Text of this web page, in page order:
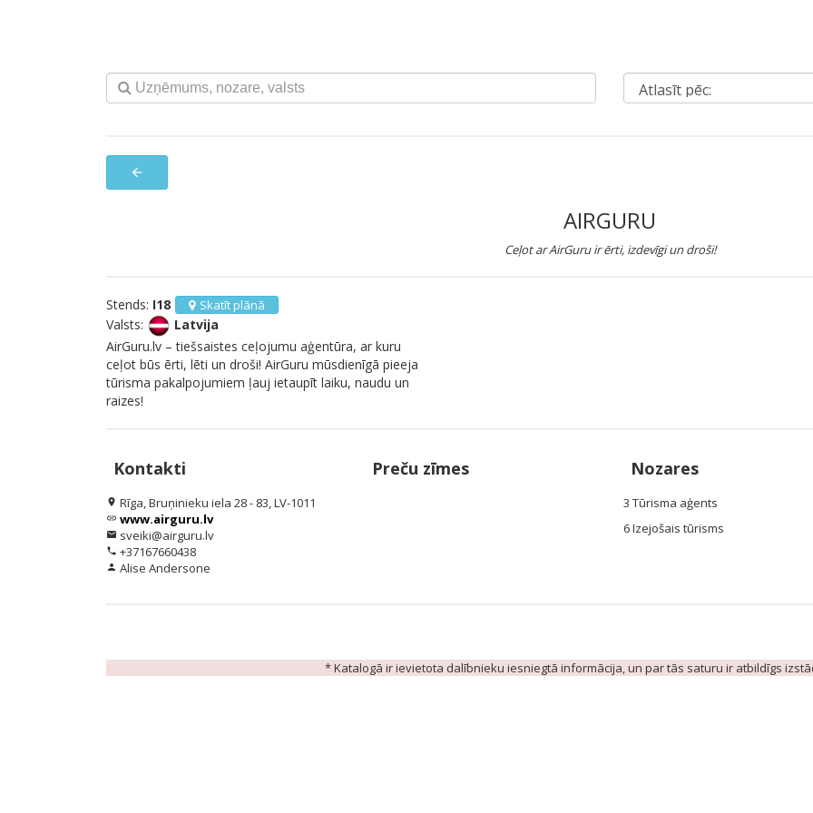
arrow_back
AIRGURU
Ceļot ar AirGuru ir ērti, izdevīgi un droši!
Stends: I18 Skatīt plānā
Valsts:
Latvija
AirGuru.lv – tiešsaistes ceļojumu aģentūra, ar kuru
ceļot būs ērti, lēti un droši! AirGuru mūsdienīgā pieeja
tūrisma pakalpojumiem ļauj ietaupīt laiku, naudu un
raizes!
Kontakti
location_on Rīga, Bruņinieku iela 28 - 83, LV-1011
link www.airguru.lv
email sveiki@airguru.lv
phone +37167660438
person Alise Andersone
Preču zīmes Nozares
3 Tūrisma aģents
6 Izejošais tūrisms
* Katalogā ir ievietota dalībnieku iesniegtā informācija, un par tās saturu ir atbildīgs